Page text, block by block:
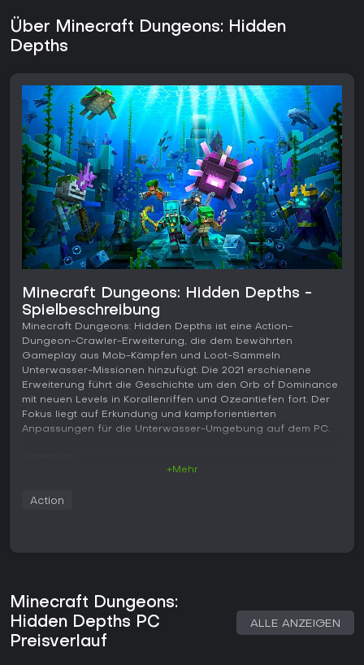
Über Minecraft Dungeons: Hidden
Depths
Minecraft Dungeons: Hidden Depths -
Spielbeschreibung
Minecraft Dungeons: Hidden Depths ist eine Action-
Dungeon-Crawler-Erweiterung, die dem bewährten
Gameplay aus Mob-Kämpfen und Loot-Sammeln
Unterwasser-Missionen hinzufügt. Die 2021 erschienene
Erweiterung führt die Geschichte um den Orb of Dominance
mit neuen Levels in Korallenriffen und Ozeantiefen fort. Der
Fokus liegt auf Erkundung und kampforientierten
Anpassungen für die Unterwasser-Umgebung auf dem PC.
eingesammelt wird, um die eigene Stärke zu steigern. Durch
verleihen im Laufe des Spiels besondere Fähigkeiten, die
Hidden Depths führt spezielle Unterwasser-Mechaniken ein,
die Bewegung und Überleben verändern. Eine
Sauerstoffanzeige erfordert regelmäßiges Auftauchen oder
gezieltes Management bei längeren Tauchgängen. Statt
+Mehr
Action
Minecraft Dungeons:
Hidden Depths PC
Preisverlauf
ALLE ANZEIGEN